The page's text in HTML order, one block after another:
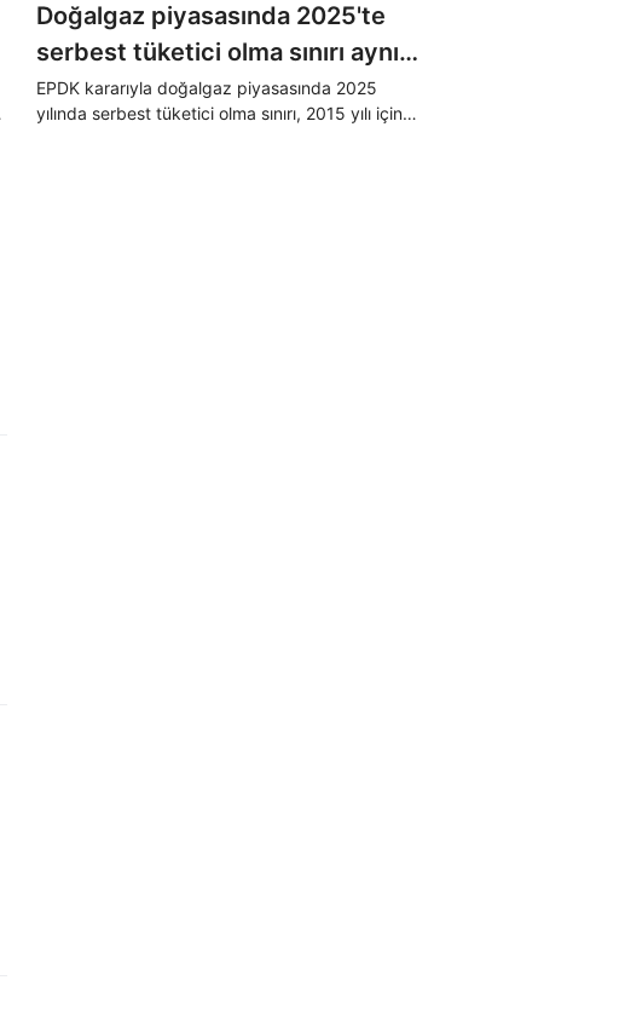
Doğalgaz piyasasında 2025'te
serbest tüketici olma sınırı aynı
kaldı
EPDK kararıyla doğalgaz piyasasında 2025
yılında serbest tüketici olma sınırı, 2015 yılı için